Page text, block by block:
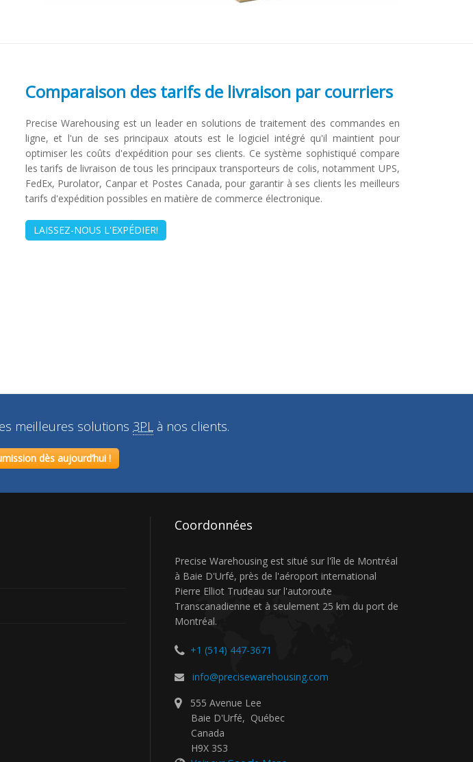
Comparaison des tarifs de livraison par courriers
Precise Warehousing est un leader en solutions de traitement des commandes en
ligne, et l'un de ses principaux atouts est le logiciel intégré qu'il maintient pour
optimiser les coûts d'expédition pour ses clients. Ce système sophistiqué compare
les tarifs de livraison de tous les principaux transporteurs de colis, notamment UPS,
FedEx, Purolator, Canpar et Postes Canada, pour garantir à ses clients les meilleurs
tarifs d'expédition possibles en matière de commerce électronique.
LAISSEZ-NOUS L'EXPÉDIER!
meilleures solutions 3PL à nos clients.
dès aujourd’hui !
Coordonnées
Precise Warehousingest situé sur l'île de Montréal
à Baie D'Urfé, près de l'aéroport international
Pierre Elliot Trudeau sur l'autoroute
Transcanadienne et à seulement 25 km du port de
Montréal.
+1 (514) 447-3671
info@precisewarehousing.com
555 Avenue Lee
Baie D'Urfé, Québec
Canada
H9X 3S3